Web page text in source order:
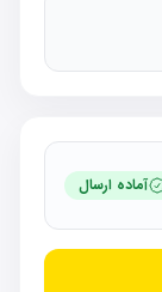
آماده ارسال